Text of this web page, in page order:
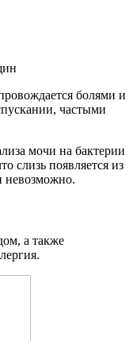
болями и
частыми
мочи на бактерии
слизь появляется из
невозможно.
а также